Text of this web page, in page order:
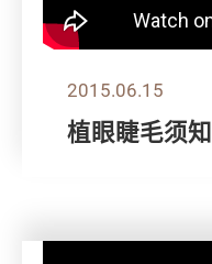
2015.06.15
植眼睫毛须知